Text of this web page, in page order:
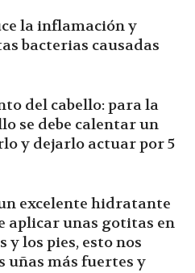
la inflamación y
bacterias causadas
del cabello: para la
se debe calentar un
y dejarlo actuar por 5
excelente hidratante
aplicar unas gotitas en
y los pies, esto nos
uñas más fuertes y